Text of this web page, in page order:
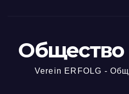
Общество
Verein ERFOLG -